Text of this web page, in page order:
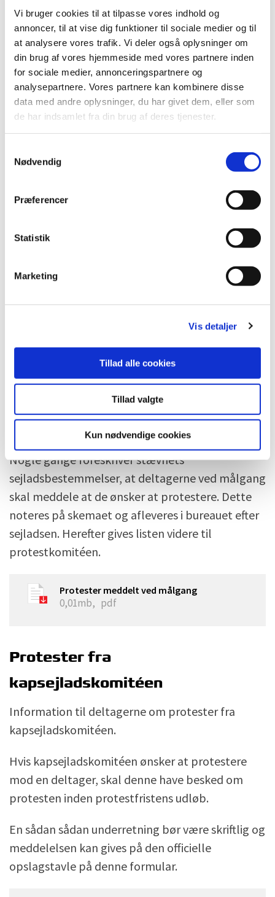
Vi bruger cookies til at tilpasse vores indhold og
annoncer, til at vise dig funktioner til sociale medier og til
at analysere vores trafik. Vi deler også oplysninger om
din brug af vores hjemmeside med vores partnere inden
for sociale medier, annonceringspartnere og
analysepartnere. Vores partnere kan kombinere disse
data med andre oplysninger, du har givet dem, eller som
de har indsamlet fra din brug af deres tjenester.
Nødvendig
Præferencer
Statistik
Marketing
Vis detaljer
Tillad alle cookies
Tillad valgte
Kun nødvendige cookies
hvor mange både der stadig deltager (det
hænder, at både udgår midt i en sejlads), i
forbindelse med protester kan disse lister være
vigtige, når man skal rekonstruere en sejlads og
endelig er listerne vigtige af sikkerhedsmæssige
grunde.
0,01mb,
Disse 2 måltagningslister giver hhv. mulighed for
at noterer målgang ved klassebådssejladser eller
DH sejladser.
DH sejladser hvor sejladstiden har
betydning for resultatberegningen
0,01mb, pdf
Protester meddelt ved målgang
Nogle gange foreskriver stævnets
sejladsbestemmelser, at deltagerne ved målgang
skal meddele at de ønsker at protestere. Dette
noteres på skemaet og afleveres i bureauet efter
sejladsen. Herefter gives listen videre til
protestkomitéen.
Protester meddelt ved målgang
0,01mb, pdf
Protester fra
kapsejladskomitéen
Information til deltagerne om protester fra
kapsejladskomitéen.
Hvis kapsejladskomitéen ønsker at protestere
mod en deltager, skal denne have besked om
protesten inden protestfristens udløb.
En sådan sådan underretning bør være skriftlig og
meddelelsen kan gives på den officielle
opslagstavle på denne formular.